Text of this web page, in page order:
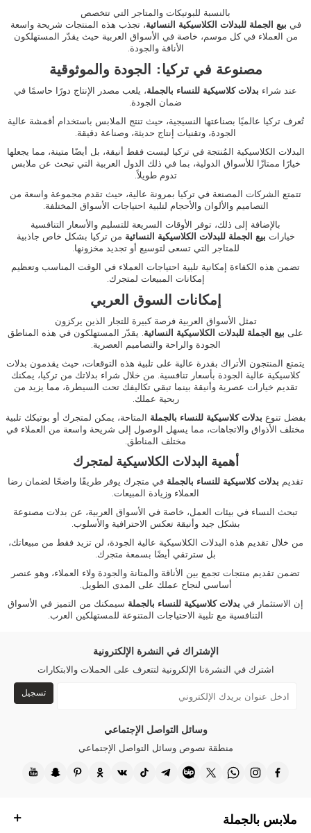
بالنسبة للبوتيكات والمتاجر التي تتخصص
في بيع الجملة للبدلات الكلاسيكية النسائية، تجذب هذه المنتجات شريحة واسعة
من العملاء في كل موسم، خاصة في الأسواق العربية حيث يقدّر المستهلكون
الأناقة والجودة.
مصنوعة في تركيا: الجودة والموثوقية
عند شراء بدلاتكلاسيكية للنساء بالجملة، يلعب مصدر الإنتاج دورًا حاسمًا في
ضمان الجودة.
تُعرف تركيا عالميًا بصناعتها النسيجية، حيث تنتج الملابس باستخدام أقمشة عالية
الجودة، وتقنيات إنتاج حديثة، وصناعة دقيقة.
البدلات الكلاسيكية المُنتجة في تركيا ليست فقط أنيقة، بل أيضًا متينة، مما يجعلها
خيارًا ممتازًا للأسواق الدولية، بما في ذلك الدول العربية التي تبحث عن ملابس
تدوم طويلاً.
تتمتع الشركات المصنعة في تركيا بمرونة عالية، حيث تقدم مجموعة واسعة من
التصاميم والألوان والأحجام لتلبية احتياجات الأسواق المختلفة.
بالإضافة إلى ذلك، توفر الأوقات السريعة للتسليم والأسعار التنافسية
خيارات بيع الجملة للبدلات الكلاسيكية النسائية من تركيا بشكل خاص جاذبية
للمتاجر التي تسعى لتوسيع أو تجديد مخزونها.
تضمن هذه الكفاءة إمكانية تلبية احتياجات العملاء في الوقت المناسب وتعظيم
إمكانات المبيعات لمتجرك.
إمكانات السوق العربي
تمثل الأسواق العربية فرصة كبيرة للتجار الذين يركزون
على بيع الجملة للبدلات الكلاسيكية النسائية . يقدّر المستهلكون في هذه المناطق
الجودة والراحة والتصاميم العصرية.
يتمتع المنتجون الأتراك بقدرة عالية على تلبية هذه التوقعات، حيث يقدمون بدلات
كلاسيكية عالية الجودة بأسعار تنافسية. من خلال شراء بدلاتك من تركيا، يمكنك
تقديم خيارات عصرية وأنيقة بينما تبقي تكاليفك تحت السيطرة، مما يزيد من
ربحية عملك.
بفضل تنوع بدلاتكلاسيكية للنساء بالجملة المتاحة، يمكن لمتجرك أو بوتيكك تلبية
مختلف الأذواق والاتجاهات، مما يسهل الوصول إلى شريحة واسعة من العملاء في
مختلف المناطق.
أهمية البدلات الكلاسيكية لمتجرك
تقديم بدلاتكلاسيكية للنساء بالجملة في متجرك يوفر طريقًا واضحًا لضمان رضا
العملاء وزيادة المبيعات.
تبحث النساء في بيئات العمل، خاصة في الأسواق العربية، عن بدلات مصنوعة
بشكل جيد وأنيقة تعكس الاحترافية والأسلوب.
من خلال تقديم هذه البدلات الكلاسيكية عالية الجودة، لن تزيد فقط من مبيعاتك،
بل سترتقي أيضًا بسمعة متجرك.
تضمن تقديم منتجات تجمع بين الأناقة والمتانة والجودة ولاء العملاء، وهو عنصر
أساسي لنجاح عملك على المدى الطويل.
إن الاستثمار في بدلاتكلاسيكية للنساء بالجملة سيمكنك من التميز في الأسواق
التنافسية مع تلبية الاحتياجات المتنوعة للمستهلكين العرب.
الإشتراك في النشرة الإلكترونية
اشترك في النشرةنا الإلكرونية لتتعرف على الحملات والابتكارات
تسجيل
وسائل التواصل الإجتماعي
منطقة نصوص وسائل التواصل الإجتماعي
ملابس بالجملة